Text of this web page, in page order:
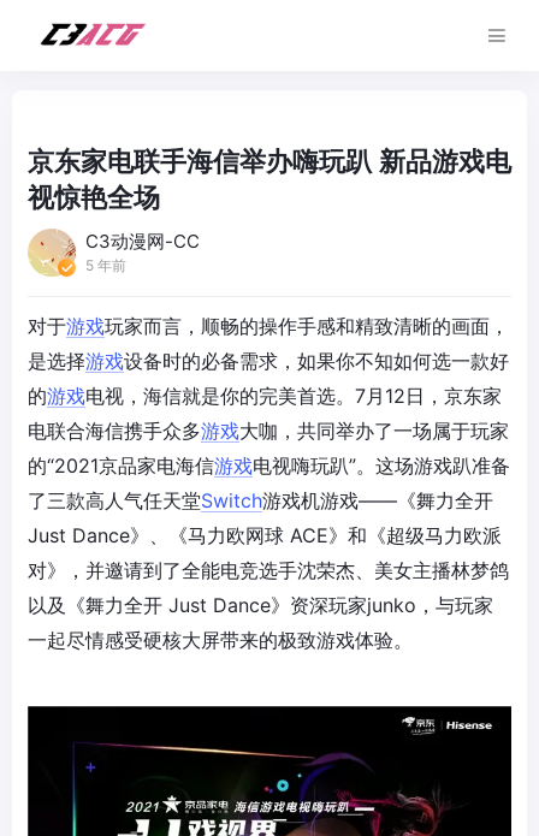
京东家电联手海信举办嗨玩趴 新品游戏电
视惊艳全场
C3动漫网-CC
5 年前
对于游戏玩家而言，顺畅的操作手感和精致清晰的画面，
是选择游戏设备时的必备需求，如果你不知如何选一款好
的游戏电视，海信就是你的完美首选。7月12日，京东家
电联合海信携手众多游戏大咖，共同举办了一场属于玩家
的“2021京品家电海信游戏电视嗨玩趴”。这场游戏趴准备
了三款高人气任天堂Switch游戏机游戏——《舞力全开
Just Dance》、《马力欧网球 ACE》和《超级马力欧派
对》，并邀请到了全能电竞选手沈荣杰、美女主播林梦鸽
以及《舞力全开 Just Dance》资深玩家junko，与玩家
一起尽情感受硬核大屏带来的极致游戏体验。